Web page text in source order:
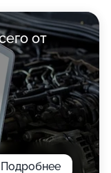
от
Подробнее